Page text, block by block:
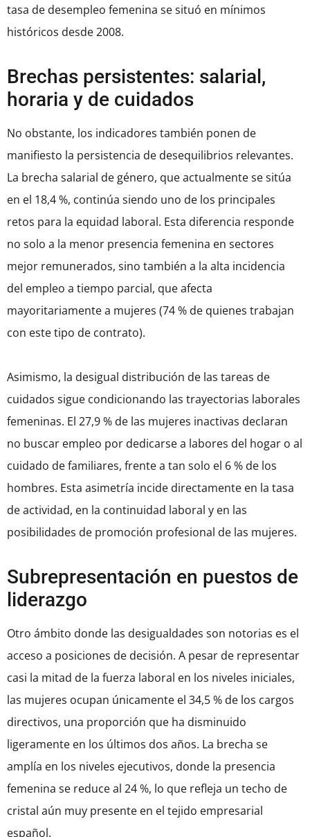
tasa de desempleo femenina se situó en mínimos
históricos desde 2008.
Brechas persistentes: salarial,
horaria y de cuidados
No obstante, los indicadores también ponen de
manifiesto la persistencia de desequilibrios relevantes.
La brecha salarial de género, que actualmente se sitúa
en el 18,4 %, continúa siendo uno de los principales
retos para la equidad laboral. Esta diferencia responde
no solo a la menor presencia femenina en sectores
mejor remunerados, sino también a la alta incidencia
del empleo a tiempo parcial, que afecta
mayoritariamente a mujeres (74 % de quienes trabajan
con este tipo de contrato).
Asimismo, la desigual distribución de las tareas de
cuidados sigue condicionando las trayectorias laborales
femeninas. El 27,9 % de las mujeres inactivas declaran
no buscar empleo por dedicarse a labores del hogar o al
cuidado de familiares, frente a tan solo el 6 % de los
hombres. Esta asimetría incide directamente en la tasa
de actividad, en la continuidad laboral y en las
posibilidades de promoción profesional de las mujeres.
Subrepresentación en puestos de
liderazgo
Otro ámbito donde las desigualdades son notorias es el
acceso a posiciones de decisión. A pesar de representar
casi la mitad de la fuerza laboral en los niveles iniciales,
las mujeres ocupan únicamente el 34,5 % de los cargos
directivos, una proporción que ha disminuido
ligeramente en los últimos dos años. La brecha se
amplía en los niveles ejecutivos, donde la presencia
femenina se reduce al 24 %, lo que refleja un techo de
cristal aún muy presente en el tejido empresarial
español.